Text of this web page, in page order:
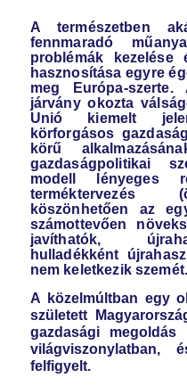
A természetben
fennmaradó
problémák kezelése
hasznosítása egyre
meg Európa-szerte.
járvány okozta
Unió kiemelt
körforgásos
körű
gazdaságpolitikai
modell lényeges
terméktervezés
köszönhetően az
számottevően
javíthatók,
hulladékként
nem keletkezik szemét.
A közelmúltban egy
született
gazdasági
felfigyelt.